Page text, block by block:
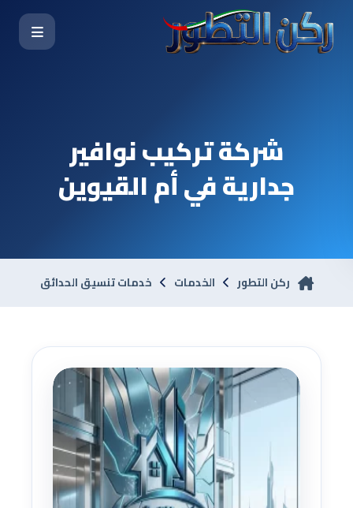
شركة تركيب نوافير
جدارية في أم القيوين
ركن التطور الخدمات خدمات تنسيق الحدائق